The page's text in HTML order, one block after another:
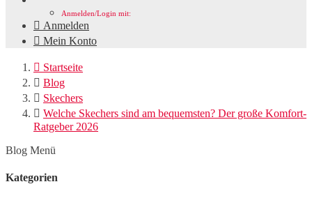
Anmelden/Login mit:
 Anmelden
 Mein Konto
 Startseite
 Blog
 Skechers
 Welche Skechers sind am bequemsten? Der große Komfort-
Ratgeber 2026
Blog Menü
Kategorien